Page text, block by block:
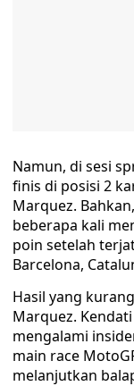
Namun, di sesi
finis di posisi 2
Marquez.
beberapa kali
poin setelah
Barcelona,
Hasil yang
Marquez.
mengalami
main race
melanjutkan